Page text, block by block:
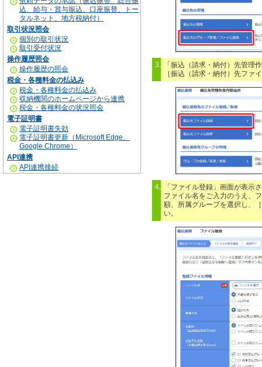
込、給与・賞与振込、口座振替、トー
タルネット、地方税納付）
取引状況照会
個別の取引状況
取引受付状況
操作履歴照会
操作履歴の照会
税金・各種料金の払込み
税金・各種料金の払込み
収納機関のホームページから連携
税金・各種料金の状況照会
電子証明書
電子証明書失効
電子証明書更新（Microsoft Edge、
Google Chrome）
API連携
API連携接続
3.
「振込（請求・納付）先管理
［振込（請求・納付）先ファ
4.
「ファイル登録」画面が表示
ファイル名をご入力のうえ、
額、所属グループを選択し、
い。